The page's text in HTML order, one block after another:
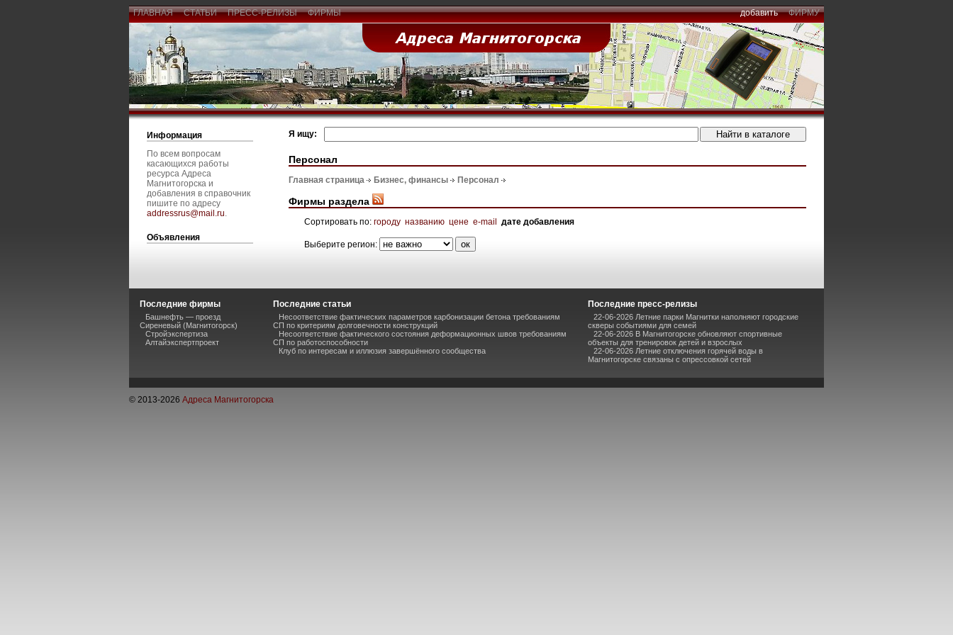
ГЛАВНАЯ СТАТЬИ ПРЕСС-РЕЛИЗЫ ФИРМЫ добавить ФИРМУ
Информация
По всем вопросам
касающихся работы
ресурса Адреса
Магнитогорска и
добавления в справочник
пишите по адресу
addressrus@mail.ru.
Объявления
Я ищу:
Персонал
Главная страница Бизнес, финансы Персонал
Фирмы раздела
Сортировать по: городу названию цене e-mail дате добавления
Выберите регион:
Последние фирмы
Башнефть — проезд
Сиреневый (Магнитогорск)
Стройэкспертиза
Алтайэкспертпроект
Последние статьи
Несоответствие фактических параметров карбонизации бетона требованиям
СП по критериям долговечности конструкций
Несоответствие фактического состояния деформационных швов требованиям
СП по работоспособности
Клуб по интересам и иллюзия завершённого сообщества
Последние пресс-релизы
22-06-2026 Летние парки Магнитки наполняют городские
скверы событиями для семей
22-06-2026 В Магнитогорске обновляют спортивные
объекты для тренировок детей и взрослых
22-06-2026 Летние отключения горячей воды в
Магнитогорске связаны с опрессовкой сетей
© 2013-2026 Адреса Магнитогорска